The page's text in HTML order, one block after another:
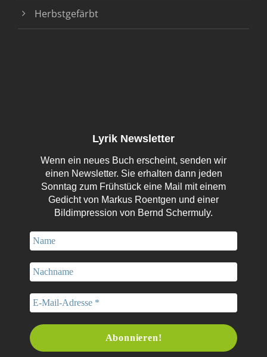
Herbstgefärbt
Lyrik Newsletter
Wenn ein neues Buch erscheint, senden wir
einen Newsletter. Sie erhalten dann jeden
Sonntag zum Frühstück eine Mail mit einem
Gedicht von Markus Roentgen und einer
Bildimpression von Bernd Schermuly.